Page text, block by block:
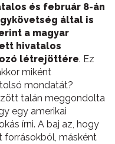
és február 8-án
által is
a magyar
hivatalos
létrejöttére. Ez
miként
mondatát?
talán meggondolta
egy amerikai
írni. A baj az, hogy
forrásokból, másként